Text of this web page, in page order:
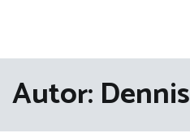
Autor: Dennis